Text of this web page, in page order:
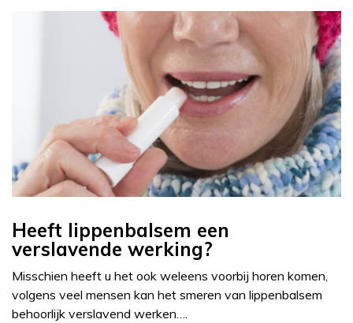
Heeft lippenbalsem een
verslavende werking?
Misschien heeft u het ook weleens voorbij horen komen,
volgens veel mensen kan het smeren van lippenbalsem
behoorlijk verslavend werken….